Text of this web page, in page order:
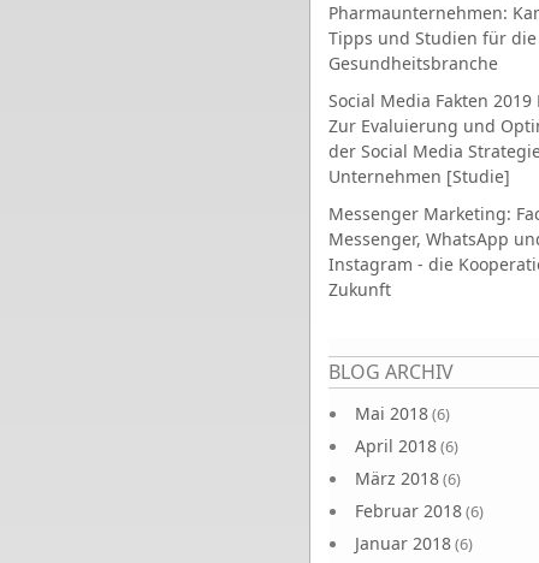
Pharmaunternehmen:
Tipps und Studien für die
Gesundheitsbranche
Social Media Fakten 2019
Zur Evaluierung und
der Social Media
Unternehmen [Studie]
Messenger Marketing:
Messenger, WhatsApp
Instagram - die
Zukunft
BLOG ARCHIV
Mai 2018(6)
April 2018(6)
März 2018(6)
Februar 2018(6)
Januar 2018(6)
Seiten